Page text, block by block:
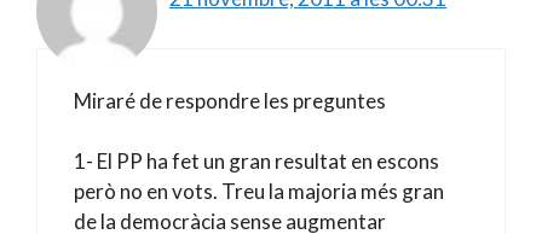
Miraré de respondre les preguntes
1- El PP ha fet un gran resultat en escons
però no en vots. Treu la majoria més gran
de la democràcia sense augmentar